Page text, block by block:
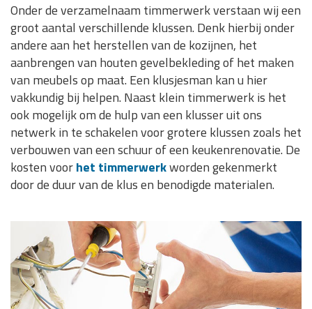
Onder de verzamelnaam timmerwerk verstaan wij een
groot aantal verschillende klussen. Denk hierbij onder
andere aan het herstellen van de kozijnen, het
aanbrengen van houten gevelbekleding of het maken
van meubels op maat. Een klusjesman kan u hier
vakkundig bij helpen. Naast klein timmerwerk is het
ook mogelijk om de hulp van een klusser uit ons
netwerk in te schakelen voor grotere klussen zoals het
verbouwen van een schuur of een keukenrenovatie. De
kosten voorhet timmerwerkworden gekenmerkt
door de duur van de klus en benodigde materialen.